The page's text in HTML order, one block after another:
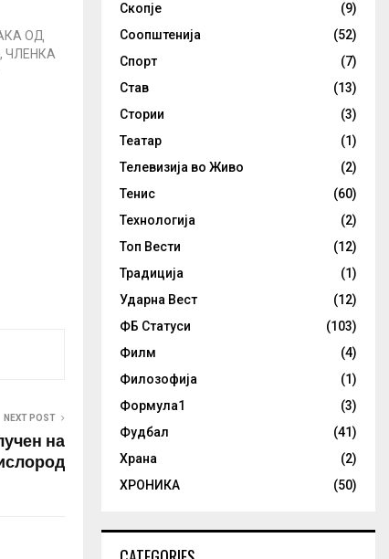
ОД
ЧЛЕНКА
За
NEXT POST
на
Скопје
(9)
Соопштенија
(52)
Спорт
(7)
Став
(13)
Стории
(3)
Театар
(1)
Телевизија во Живо
(2)
Тенис
(60)
Технологија
(2)
Топ Вести
(12)
Традиција
(1)
Ударна Вест
(12)
ФБ Статуси
(103)
Филм
(4)
Филозофија
(1)
Формула1
(3)
Фудбал
(41)
Храна
(2)
ХРОНИКА
(50)